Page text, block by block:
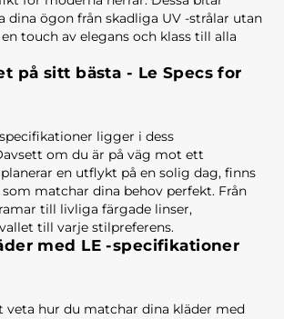
dina ögon från skadliga UV -strålar utan
touch av elegans och klass till alla
på sitt bästa - Le Specs for
ligger i dess
om du är på väg mot ett
en utflykt på en solig dag, finns
matchar dina behov perfekt. Från
till livliga färgade linser,
till varje stilpreferens.
med LE -specifikationer
hur du matchar dina kläder med